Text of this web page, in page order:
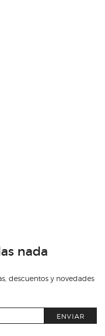
nada
descuentos y novedades
ENVIAR